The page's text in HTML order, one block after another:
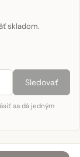
skladom.
Sledovať
sa dá jedným